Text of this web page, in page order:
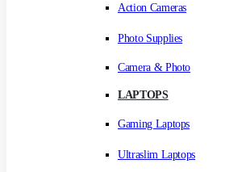
Action Cameras
Photo Supplies
Camera & Photo
LAPTOPS
Gaming Laptops
Ultraslim Laptops